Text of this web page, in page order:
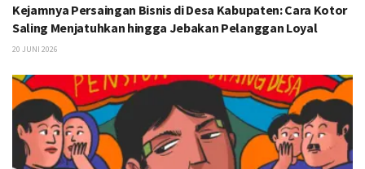
Kejamnya Persaingan Bisnis di Desa Kabupaten: Cara Kotor
Saling Menjatuhkan hingga Jebakan Pelanggan Loyal
20 JUNI 2026